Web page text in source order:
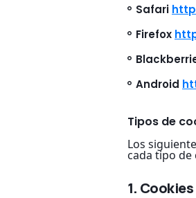
Safari
Firefox
Android
Tipos de
Los
cada tipo
1.